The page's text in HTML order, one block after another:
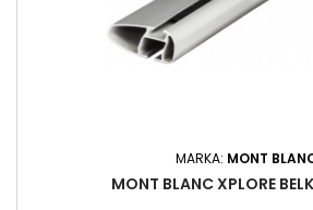
MARKA: MONT
MONT BLANC XPLORE